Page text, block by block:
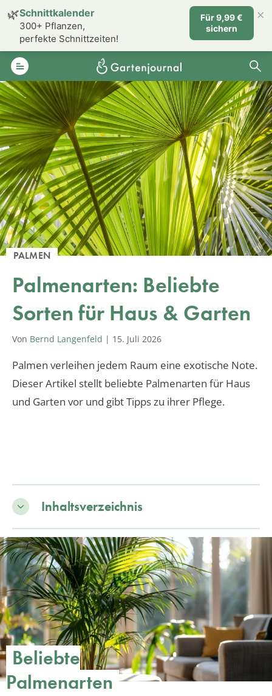
PALMEN
Palmenarten: Beliebte
Sorten für Haus & Garten
Von Bernd Langenfeld | 15. Juli 2026
Palmen verleihen jedem Raum eine exotische Note.
Dieser Artikel stellt beliebte Palmenarten für Haus
und Garten vor und gibt Tipps zu ihrer Pflege.
Inhaltsverzeichnis
Beliebte
Palmenarten
🌿Schnittkalender
300+ Pflanzen,
perfekte Schnittzeiten!
Für 9,99 €
sichern
×